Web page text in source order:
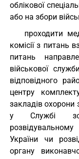
облікової
або на збори
проходити
комісії з питань
питань
військової
відповідного
центру
закладів охорони
у Службі
України чи
органу